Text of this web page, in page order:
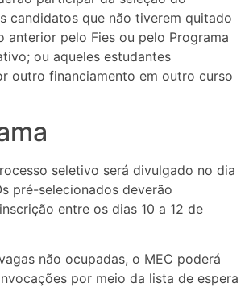
candidatos que não tiverem quitado
anterior pelo Fies ou pelo Programa
ou aqueles estudantes
outro financiamento em outro curso
seletivo será divulgado no dia
pré-selecionados deverão
entre os dias 10 a 12 de
não ocupadas, o MEC poderá
por meio da lista de espera